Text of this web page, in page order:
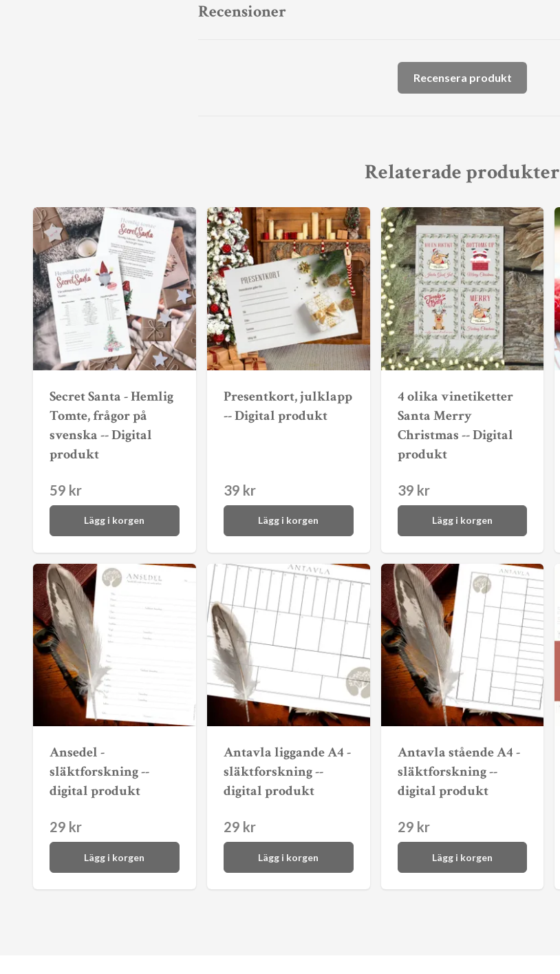
Recensioner
Recensera produkt
Relaterade produkter
Secret Santa - Hemlig
Tomte, frågor på
svenska -- Digital
produkt
59 kr
Lägg i korgen
Presentkort, julklapp
-- Digital produkt
39 kr
Lägg i korgen
4 olika vinetiketter
Santa Merry
Christmas -- Digital
produkt
39 kr
Lägg i korgen
Ansedel -
släktforskning --
digital produkt
29 kr
Lägg i korgen
Antavla liggande A4 -
släktforskning --
digital produkt
29 kr
Lägg i korgen
Antavla stående A4 -
släktforskning --
digital produkt
29 kr
Lägg i korgen